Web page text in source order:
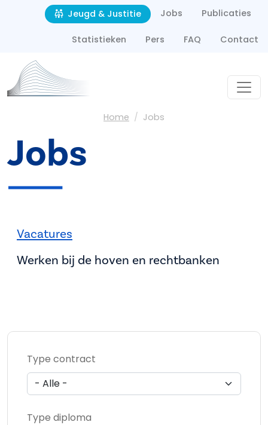
Overslaan en naar de inhoud gaan
Second navigation
Jeugd & Justitie Jobs Publicaties
Statistieken Pers FAQ Contact
Kruimelpad
Home Jobs
Jobs
Job menu
Vacatures
Werken bij de hoven en rechtbanken
Type contract
Type diploma